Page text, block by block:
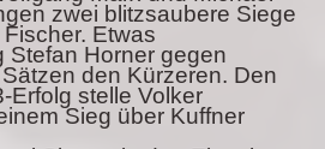
zwei blitzsaubere Siege
Etwas
Stefan Horner gegen
den Kürzeren. Den
Erfolg stelle Volker
Sieg über Kuffner